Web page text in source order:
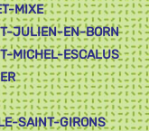
MIXE
JULIEN-EN-BORN
MICHEL-ESCALUS
SAINT-GIRONS